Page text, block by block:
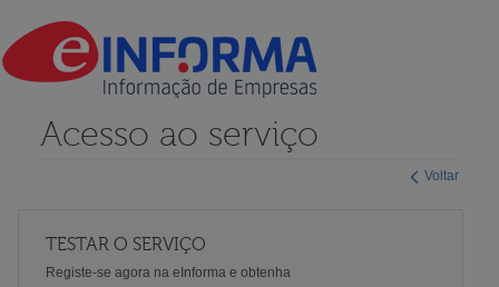
Voltar
Acesso ao serviço
TESTAR O SERVIÇO
Registe-se agora na eInforma e obtenha